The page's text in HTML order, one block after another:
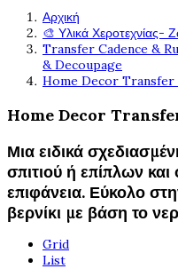
Αρχική
🎨 Υλικά Χεροτεχνίας-
Transfer Cadence &
& Decoupage
Home Decor Transfer
Home Decor
Μια ειδικά
σπιτιού ή επίπλων
επιφάνεια. Εύκολο
βερνίκι με βάση το
Grid
List